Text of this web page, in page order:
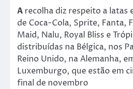
A recolha diz respeito a latas
de Coca-Cola, Sprite, Fanta,
Maid, Nalu, Royal Bliss e
distribuídas na Bélgica, nos
Reino Unido, na Alemanha,
Luxemburgo, que estão em
final de novembro